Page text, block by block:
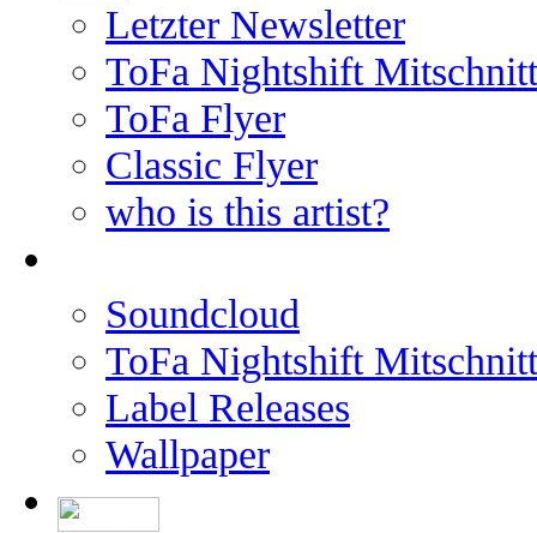
Letzter Newsletter
ToFa Nightshift
ToFa Flyer
Classic Flyer
who is this artist?
Soundcloud
ToFa Nightshift
Label Releases
Wallpaper